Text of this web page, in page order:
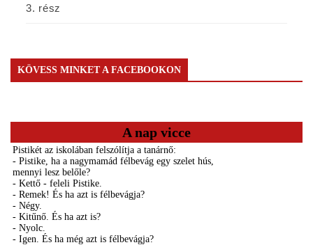
3. rész
KÖVESS MINKET A FACEBOOKON
A nap vicce